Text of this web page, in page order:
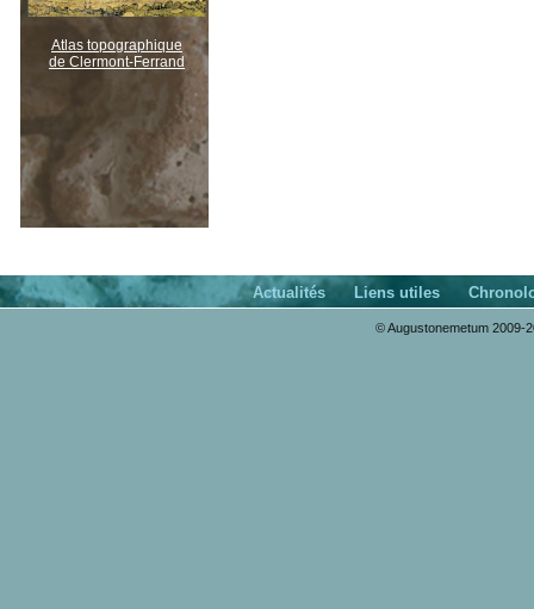
Atlas topographique
de Clermont-Ferrand
Actualités Liens utiles
© Augustonemetum 2009-